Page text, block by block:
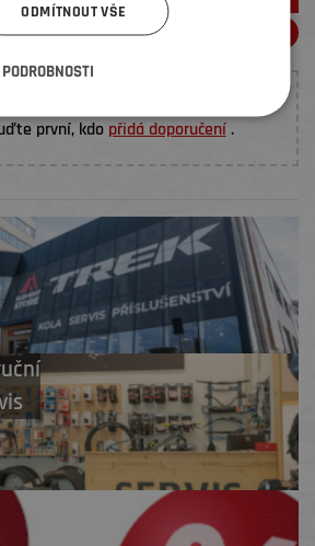
první, kdo přidá doporučení.
ODMÍTNOUT VŠE